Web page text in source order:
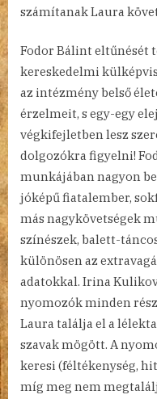
számítanak Laura
Fodor Bálint eltűnését
kereskedelmi
az intézmény belső
érzelmeit, s egy-egy
végkifejletben lesz
dolgozókra figyelni!
munkájában nagyon
jóképű fiatalember,
más nagykövetségek
színészek, balett-
különösen az
adatokkal. Irina
nyomozók minden
Laura találja el a
szavak mögött. A
keresi (féltékenység,
míg meg nem